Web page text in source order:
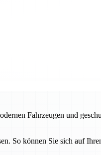
Fahrzeugen und
So können Sie sich auf